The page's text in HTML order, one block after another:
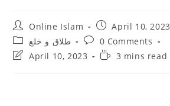
Post
author:
Online Islam
Post
published:
April 10, 2023
Post
category:
طلاق و خلع
Post
comments:
0 Comments
PostApril 10, 2023
Reading3 mins read